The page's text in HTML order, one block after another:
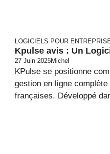
LOGICIELS POUR
Kpulse avis : Un
27 Juin 2025Michel
KPulse se positionne
gestion en ligne
françaises. Développé